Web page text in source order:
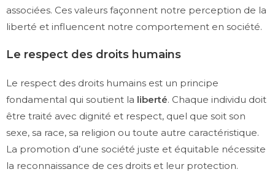
associées. Ces valeurs façonnent notre perception de la
liberté et influencent notre comportement en société.
Le respect des droits humains
Le respect des droits humains est un principe
fondamental qui soutient la liberté. Chaque individu doit
être traité avec dignité et respect, quel que soit son
sexe, sa race, sa religion ou toute autre caractéristique.
La promotion d’une société juste et équitable nécessite
la reconnaissance de ces droits et leur protection.